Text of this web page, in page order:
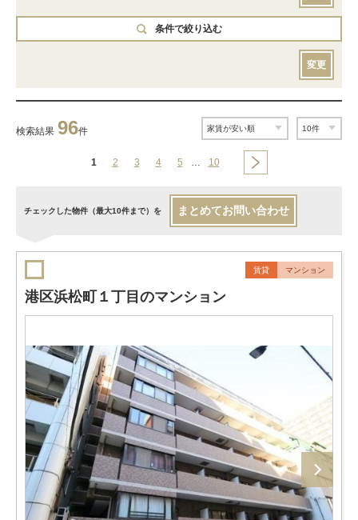
条件で絞り込む
変更
検索結果 96件
1 2 3 4 5 … 10
チェックした物件（最大10件まで）を まとめてお問い合わせ
賃貸 マンション
港区浜松町１丁目のマンション